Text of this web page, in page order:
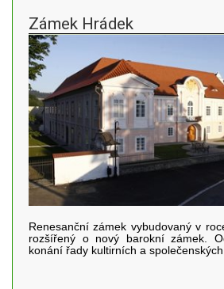
Zámek Hrádek
Renesanční zámek vybudovaný v
rozšířený o nový barokní zámek.
konání řady kultirních a společenských